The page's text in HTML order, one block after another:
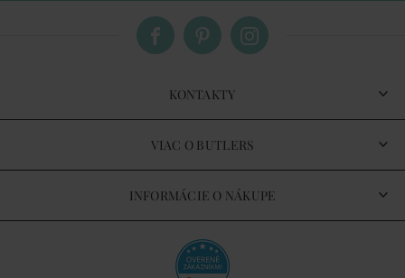
KONTAKTY
VIAC O BUTLERS
INFORMÁCIE O NÁKUPE